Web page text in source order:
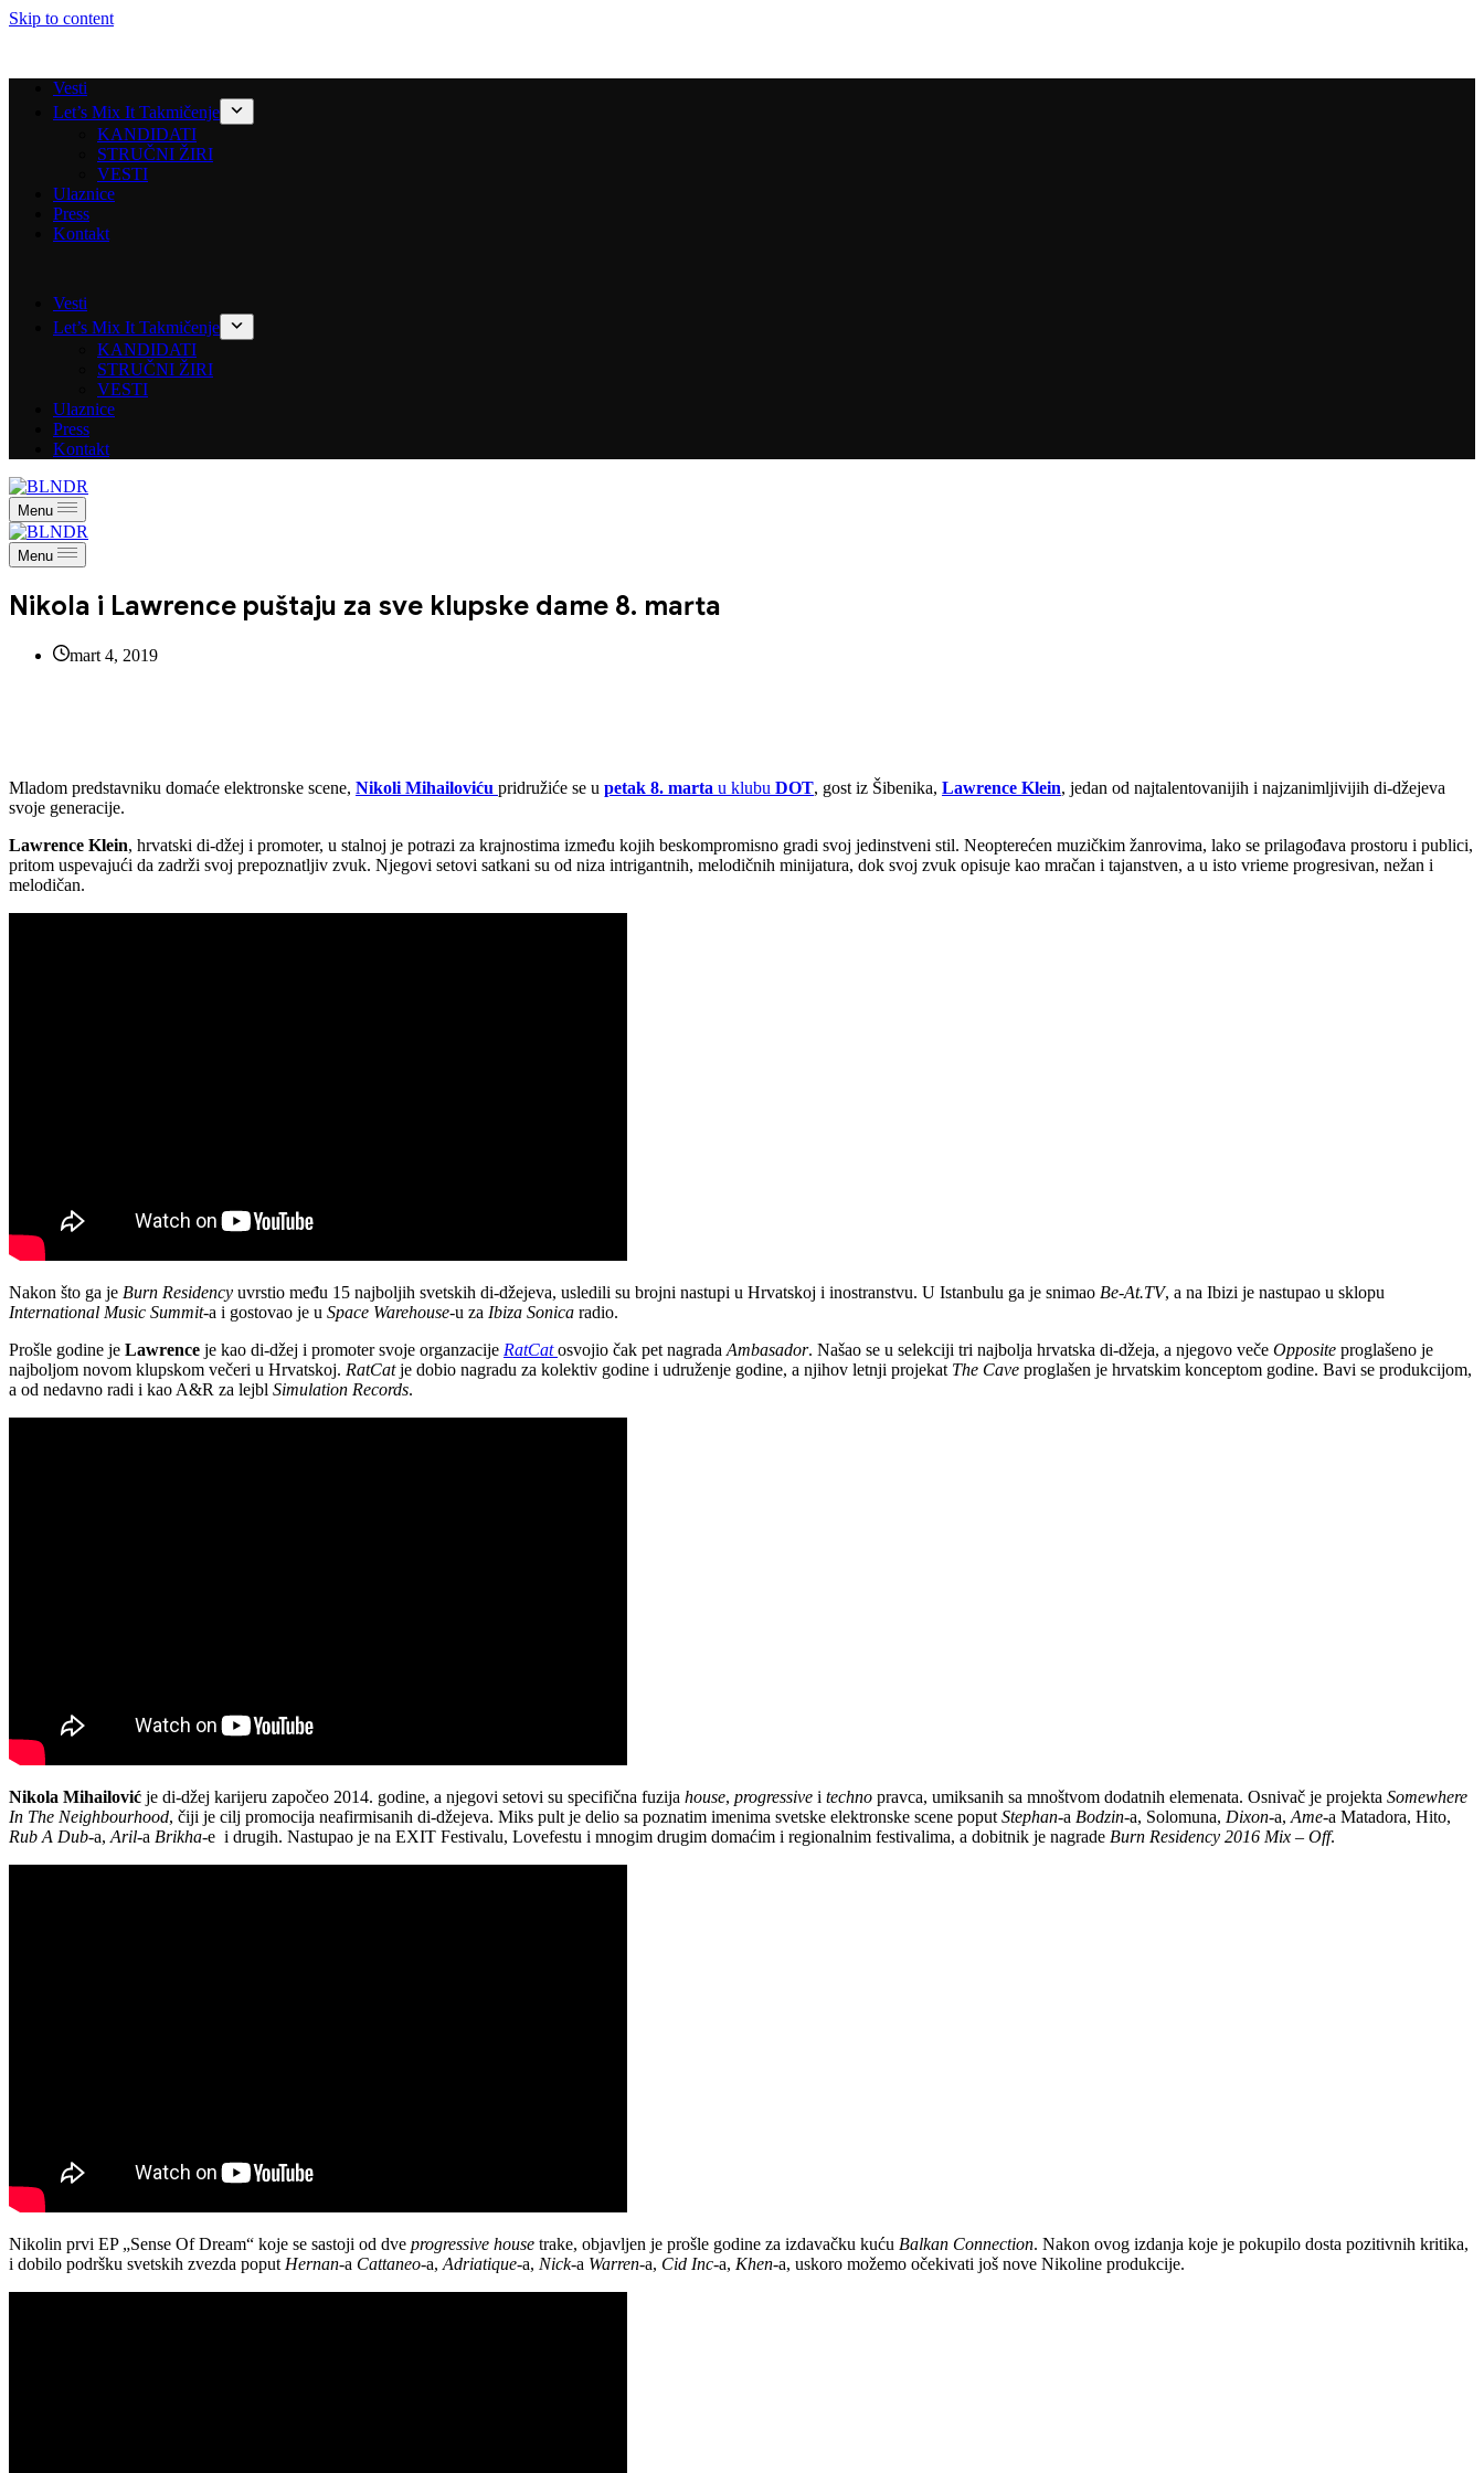
Skip to content
Vesti
Let’s Mix It Takmičenje
KANDIDATI
STRUČNI ŽIRI
VESTI
Ulaznice
Press
Kontakt
Vesti
Let’s Mix It Takmičenje
KANDIDATI
STRUČNI ŽIRI
VESTI
Ulaznice
Press
Kontakt
Menu
Menu
Nikola i Lawrence puštaju za sve klupske dame 8. marta
mart 4, 2019
Mladom predstavniku domaće elektronske scene, Nikoli Mihailoviću pridružiće se u petak 8. marta u klubu DOT, gost iz Šibenika, Lawrence Klein, jedan od najtalentovanijih i najzanimljivijih di-džejeva
svoje generacije.
Lawrence Klein, hrvatski di-džej i promoter, u stalnoj je potrazi za krajnostima između kojih beskompromisno gradi svoj jedinstveni stil. Neopterećen muzičkim žanrovima, lako se prilagođava prostoru i publici,
pritom uspevajući da zadrži svoj prepoznatljiv zvuk. Njegovi setovi satkani su od niza intrigantnih, melodičnih minijatura, dok svoj zvuk opisuje kao mračan i tajanstven, a u isto vrieme progresivan, nežan i
melodičan.
Nakon što ga je Burn Residency uvrstio među 15 najboljih svetskih di-džejeva, usledili su brojni nastupi u Hrvatskoj i inostranstvu. U Istanbulu ga je snimao Be-At.TV, a na Ibizi je nastupao u sklopu
International Music Summit-a i gostovao je u Space Warehouse-u za Ibiza Sonica radio.
Prošle godine je Lawrence je kao di-džej i promoter svoje organzacije RatCatosvojio čak pet nagrada Ambasador. Našao se u selekciji tri najbolja hrvatska di-džeja, a njegovo veče Opposite proglašeno je
najboljom novom klupskom večeri u Hrvatskoj. RatCatje dobio nagradu za kolektiv godine i udruženje godine, a njihov letnji projekat The Cave proglašen je hrvatskim konceptom godine. Bavi se produkcijom,
a od nedavno radi i kao A&R za lejbl Simulation Records.
Nikola Mihailović je di-džej karijeru započeo 2014. godine, a njegovi setovi su specifična fuzija house, progressive i techno pravca, umiksanih sa mnoštvom dodatnih elemenata. Osnivač je projekta Somewhere
In The Neighbourhood, čiji je cilj promocija neafirmisanih di-džejeva. Miks pult je delio sa poznatim imenima svetske elektronske scene poput Stephan-a Bodzin-a, Solomuna, Dixon-a, Ame-a Matadora, Hito,
Rub A Dub-a, Aril-a Brikha-e i drugih. Nastupao je na EXIT Festivalu, Lovefestu i mnogim drugim domaćim i regionalnim festivalima, a dobitnik je nagrade Burn Residency 2016 Mix – Off.
Nikolin prvi EP „Sense Of Dream“ koje se sastoji od dve progressive house trake, objavljen je prošle godine za izdavačku kuću Balkan Connection. Nakon ovog izdanja koje je pokupilo dosta pozitivnih kritika,
i dobilo podršku svetskih zvezda poput Hernan-a Cattaneo-a, Adriatique-a, Nick-a Warren-a, Cid Inc-a, Khen-a, uskoro možemo očekivati još nove Nikoline produkcije.